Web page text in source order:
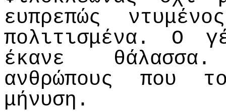
ευπρεπώς
πολιτισμένα. Ο
έκανε
ανθρώπους που
μήνυση.